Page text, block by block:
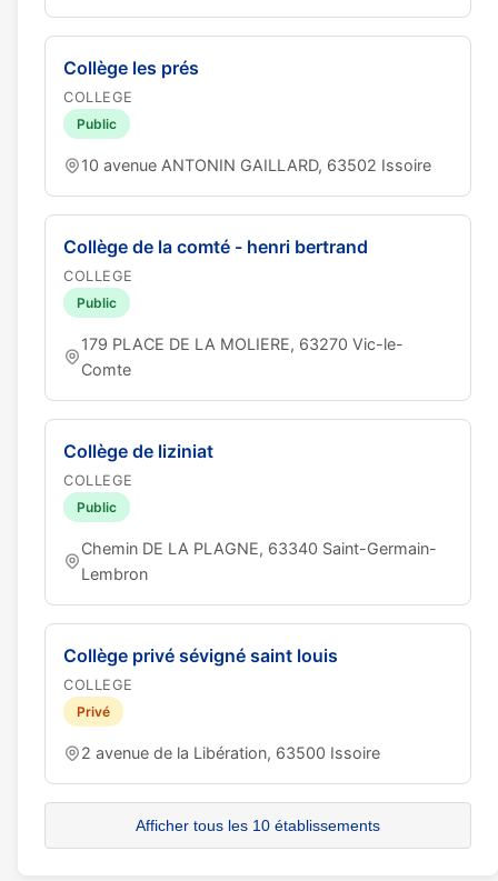
Collège les prés
COLLEGE
Public
10 avenue ANTONIN GAILLARD, 63502 Issoire
Collège de la comté - henri bertrand
COLLEGE
Public
179 PLACE DE LA MOLIERE, 63270 Vic-le-
Comte
Collège de liziniat
COLLEGE
Public
Chemin DE LA PLAGNE, 63340 Saint-Germain-
Lembron
Collège privé sévigné saint louis
COLLEGE
Privé
2 avenue de la Libération, 63500 Issoire
Afficher tous les 10 établissements